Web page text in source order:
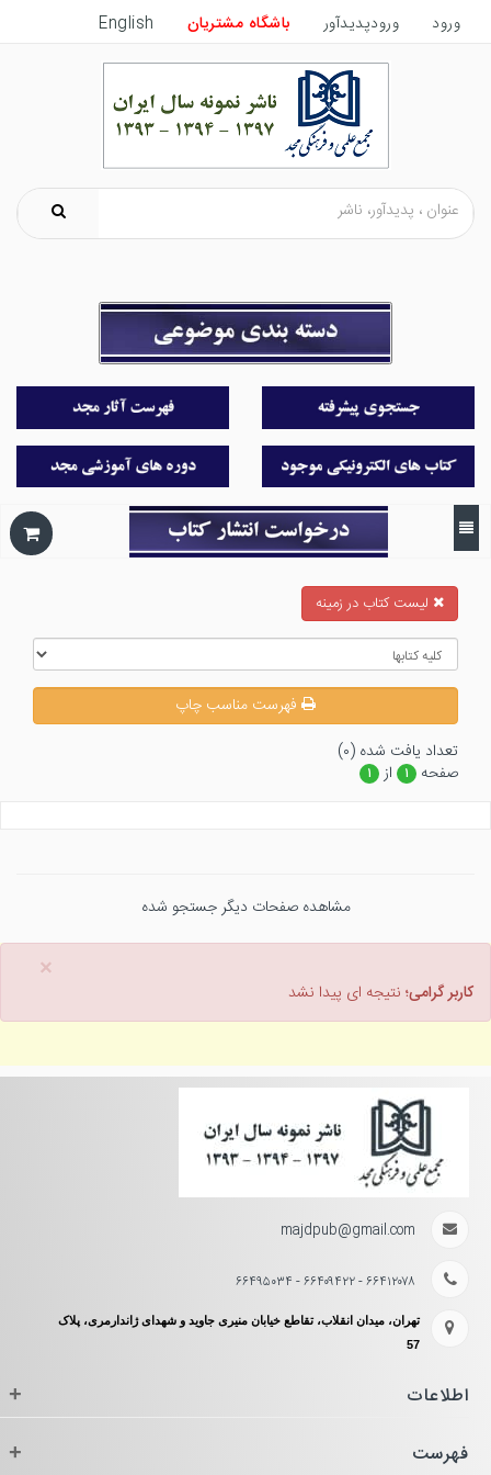
ورود ورودپدیدآور باشگاه مشتریان English
ليست كتاب در زمينه
فهرست مناسب چاپ
تعداد يافت شده (۰)
صفحه
۱ از ۱
مشاهده صفحات دیگر جستجو شده
×
کاربر گرامی؛ نتیجه ای پیدا نشد
majdpub@gmail.com
۶۶۴۱۲۰۷۸ - ۶۶۴۰۹۴۲۲ - ۶۶۴۹۵۰۳۴
تهران، میدان انقلاب، تقاطع خیابان منیری جاوید و شهدای ژاندارمری، پلاک
57
اطلاعات +
فهرست +